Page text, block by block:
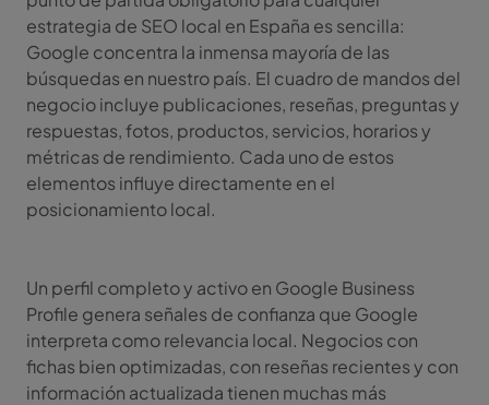
estrategia de SEO local en España es sencilla:
Google concentra la inmensa mayoría de las
búsquedas en nuestro país. El cuadro de mandos del
negocio incluye publicaciones, reseñas, preguntas y
respuestas, fotos, productos, servicios, horarios y
métricas de rendimiento. Cada uno de estos
elementos influye directamente en el
posicionamiento local.
Un perfil completo y activo en Google Business
Profile genera señales de confianza que Google
interpreta como relevancia local. Negocios con
fichas bien optimizadas, con reseñas recientes y con
información actualizada tienen muchas más